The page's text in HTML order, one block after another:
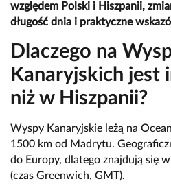
względem Polski i Hiszpanii,
długość dnia i praktyczne
Dlaczego na
Kanaryjskich jest
niż w Hiszpanii?
Wyspy Kanaryjskie leżą na
1500 km od Madrytu.
do Europy, dlatego znajdują się
(czas Greenwich, GMT).